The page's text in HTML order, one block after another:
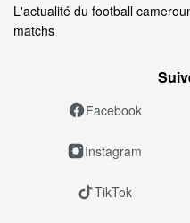
L'actualité du football
matchs
Facebook
Instagram
TikTok